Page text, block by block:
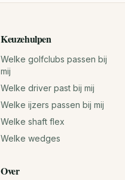
Keuzehulpen
Welke golfclubs passen bij
mij
Welke driver past bij mij
Welke ijzers passen bij mij
Welke shaft flex
Welke wedges
Over